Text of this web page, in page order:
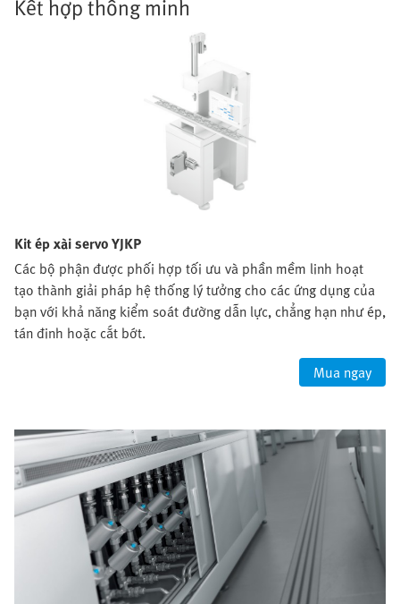
Kết hợp thông minh
Kit ép xài servo YJKP
Các bộ phận được phối hợp tối ưu và phần mềm linh hoạt
tạo thành giải pháp hệ thống lý tưởng cho các ứng dụng của
bạn với khả năng kiểm soát đường dẫn lực, chẳng hạn như ép,
tán đinh hoặc cắt bớt.
Mua ngay